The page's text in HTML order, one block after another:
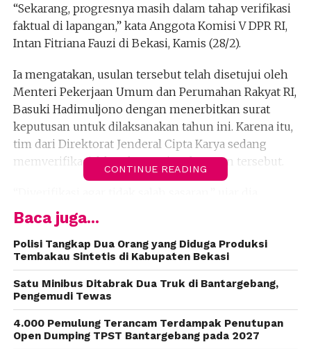
“Sekarang, progresnya masih dalam tahap verifikasi
faktual di lapangan,” kata Anggota Komisi V DPR RI,
Intan Fitriana Fauzi di Bekasi, Kamis (28/2).
Ia mengatakan, usulan tersebut telah disetujui oleh
Menteri Pekerjaan Umum dan Perumahan Rakyat RI,
Basuki Hadimuljono dengan menerbitkan surat
keputusan untuk dilaksanakan tahun ini. Karena itu,
tim dari Direktorat Jenderal Cipta Karya sedang
memverifikasi faktual penerima bantuan tersebut.
Menurut dia, ada sebanyak 1500 keluarga penerima
bantuan bedah rumah di dua daerah pemilihannya
di Depok dan Kota Bekasi. Karena itu, masing-
unit dengan dana bedah rumah senilai Rp 17,5 juta.
“Rumah yang dibedah yaitu yang benar-benar tidak
layak huni,” kata dia.
CONTINUE READING
Baca juga...
Polisi Tangkap Dua Orang yang Diduga Produksi
Tembakau Sintetis di Kabupaten Bekasi
Satu Minibus Ditabrak Dua Truk di Bantargebang,
Pengemudi Tewas
4.000 Pemulung Terancam Terdampak Penutupan
Open Dumping TPST Bantargebang pada 2027